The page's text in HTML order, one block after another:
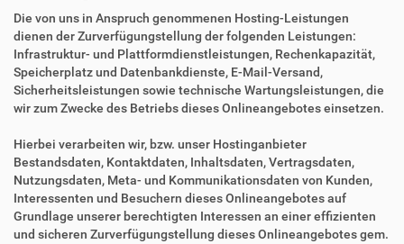
Die von uns in Anspruch genommenen Hosting-Leistungen
dienen der Zurverfügungstellung der folgenden Leistungen:
Infrastruktur- und Plattformdienstleistungen, Rechenkapazität,
Speicherplatz und Datenbankdienste, E-Mail-Versand,
Sicherheitsleistungen sowie technische Wartungsleistungen, die
wir zum Zwecke des Betriebs dieses Onlineangebotes einsetzen.
Hierbei verarbeiten wir, bzw. unser Hostinganbieter
Bestandsdaten, Kontaktdaten, Inhaltsdaten, Vertragsdaten,
Nutzungsdaten, Meta- und Kommunikationsdaten von Kunden,
Interessenten und Besuchern dieses Onlineangebotes auf
Grundlage unserer berechtigten Interessen an einer effizienten
und sicheren Zurverfügungstellung dieses Onlineangebotes gem.